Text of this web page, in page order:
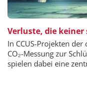
Verluste, die keiner
In CCUS-Projekten
CO₂-Messung zur
spielen dabei eine